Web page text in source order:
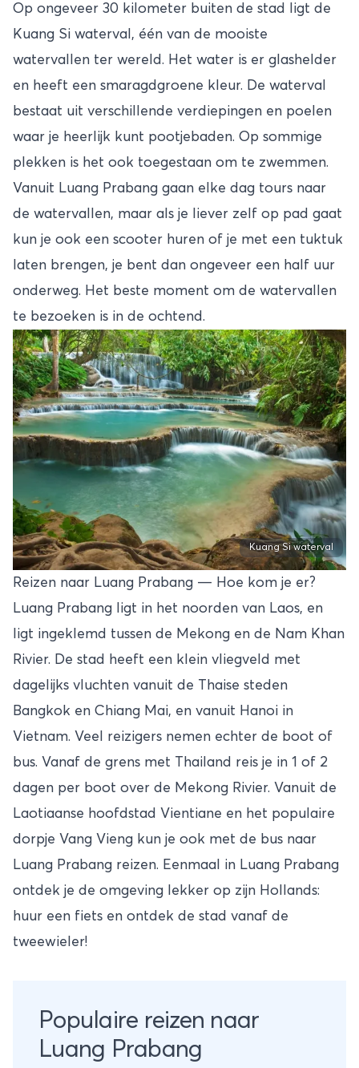
Op ongeveer 30 kilometer buiten de stad ligt de
Kuang Si waterval, één van de mooiste
watervallen ter wereld. Het water is er glashelder
en heeft een smaragdgroene kleur. De waterval
bestaat uit verschillende verdiepingen en poelen
waar je heerlijk kunt pootjebaden. Op sommige
plekken is het ook toegestaan om te zwemmen.
Vanuit Luang Prabang gaan elke dag tours naar
de watervallen, maar als je liever zelf op pad gaat
kun je ook een scooter huren of je met een tuktuk
laten brengen, je bent dan ongeveer een half uur
onderweg. Het beste moment om de watervallen
te bezoeken is in de ochtend.
Kuang Si waterval
Reizen naar Luang Prabang — Hoe kom je er?
Luang Prabang ligt in het noorden van Laos, en
ligt ingeklemd tussen de Mekong en de Nam Khan
Rivier. De stad heeft een klein vliegveld met
dagelijks vluchten vanuit de Thaise steden
Bangkok en Chiang Mai, en vanuit Hanoi in
Vietnam. Veel reizigers nemen echter de boot of
bus. Vanaf de grens met Thailand reis je in 1 of 2
dagen per boot over de Mekong Rivier. Vanuit de
Laotiaanse hoofdstad Vientiane en het populaire
dorpje Vang Vieng kun je ook met de bus naar
Luang Prabang reizen. Eenmaal in Luang Prabang
ontdek je de omgeving lekker op zijn Hollands:
huur een fiets en ontdek de stad vanaf de
tweewieler!
Populaire reizen naar
Luang Prabang